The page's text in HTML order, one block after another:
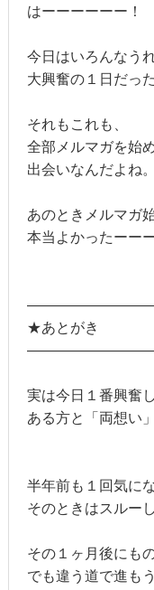
はーーーーーー！
今日はいろんなう
大興奮の１日だっ
それもこれも、
全部メルマガを始
出会いなんだよね。
あのときメルマガ
本当よかったーー
★あとがき
実は今日１番興奮
ある方と「両想い
半年前も１回気に
そのときはスルー
その１ヶ月後にも
でも違う道で進も